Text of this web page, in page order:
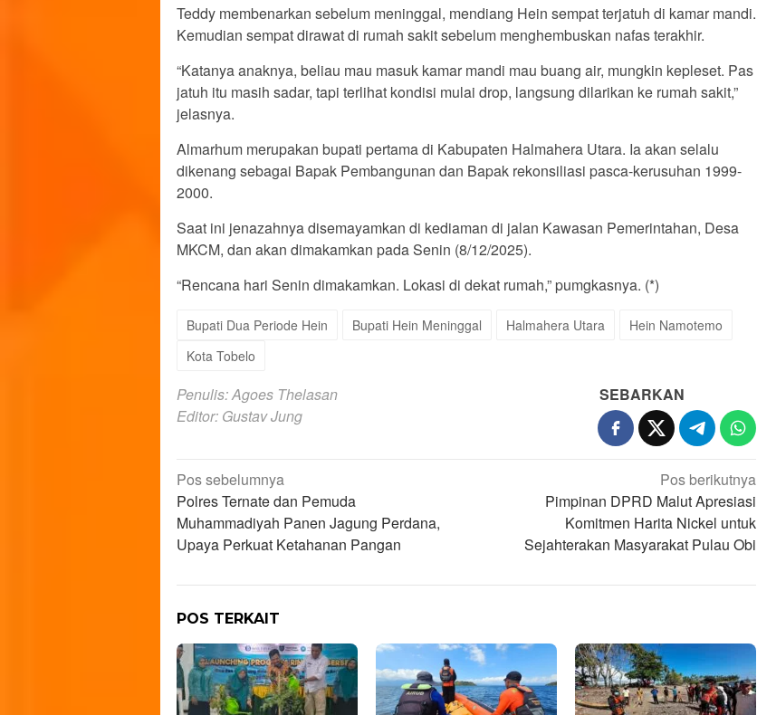
Teddy membenarkan sebelum meninggal, mendiang Hein sempat terjatuh di kamar mandi.
Kemudian sempat dirawat di rumah sakit sebelum menghembuskan nafas terakhir.
“Katanya anaknya, beliau mau masuk kamar mandi mau buang air, mungkin kepleset. Pas
jatuh itu masih sadar, tapi terlihat kondisi mulai drop, langsung dilarikan ke rumah sakit,”
jelasnya.
Almarhum merupakan bupati pertama di Kabupaten Halmahera Utara. Ia akan selalu
dikenang sebagai Bapak Pembangunan dan Bapak rekonsiliasi pasca-kerusuhan 1999-
2000.
Saat ini jenazahnya disemayamkan di kediaman di jalan Kawasan Pemerintahan, Desa
MKCM, dan akan dimakamkan pada Senin (8/12/2025).
“Rencana hari Senin dimakamkan. Lokasi di dekat rumah,” pumgkasnya. (*)
Bupati Dua Periode Hein Bupati Hein Meninggal Halmahera Utara
Hein Namotemo
Kota Tobelo
Penulis: Agoes Thelasan
Editor: Gustav Jung
SEBARKAN
Navigasi
pos
Pos sebelumnya
Polres Ternate dan Pemuda
Muhammadiyah Panen Jagung Perdana,
Upaya Perkuat Ketahanan Pangan
Pos berikutnya
Pimpinan DPRD Malut Apresiasi
Komitmen Harita Nickel untuk
Sejahterakan Masyarakat Pulau Obi
POS TERKAIT